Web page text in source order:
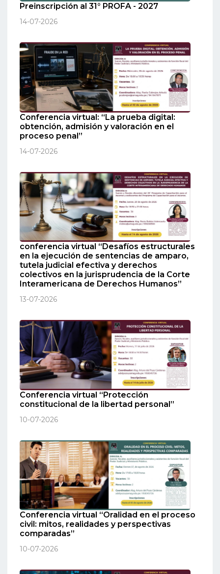
Preinscripción al 31° PROFA - 2027
14-07-2026
Conferencia virtual: “La prueba digital:
obtención, admisión y valoración en el
proceso penal”
14-07-2026
conferencia virtual “Desafíos estructurales
en la ejecución de sentencias de amparo,
tutela judicial efectiva y derechos
colectivos en la jurisprudencia de la Corte
Interamericana de Derechos Humanos”
13-07-2026
Conferencia virtual “Protección
constitucional de la libertad personal”
10-07-2026
Conferencia virtual “Oralidad en el proceso
civil: mitos, realidades y perspectivas
comparadas”
10-07-2026